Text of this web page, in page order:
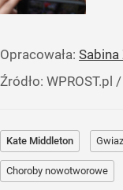
Opracowała: Sabina
Źródło: WPROST.pl /
Kate Middleton
Choroby nowotworowe